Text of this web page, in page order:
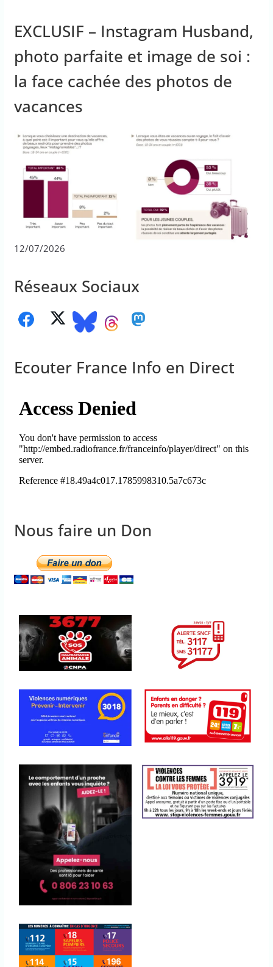
EXCLUSIF – Instagram Husband,
photo parfaite et image de soi :
la face cachée des photos de
vacances
12/07/2026
Réseaux Sociaux
Ecouter France Info en Direct
Nous faire un Don